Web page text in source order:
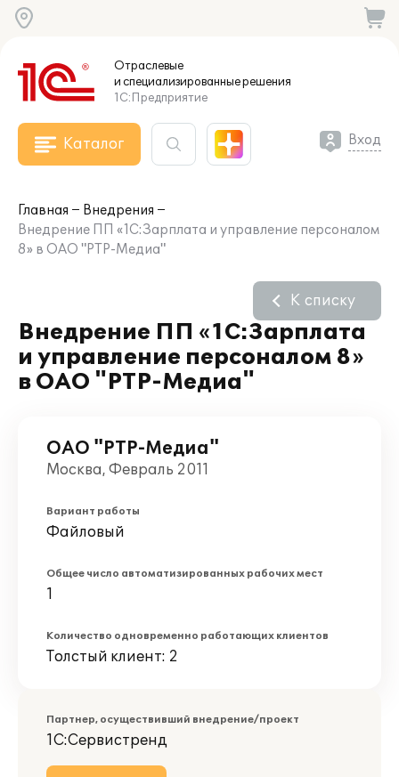
Отраслевые
и специализированныерешения
1С:Предприятие
Каталог Вход
Главная
Внедрения
Внедрение ПП «1С:Зарплата и управление персоналом
8» в ОАО "РТР-Медиа"
Внедрение ПП «1С:Зарплата
и управление персоналом 8»
в ОАО "РТР-Медиа"
К списку
ОАО "РТР-Медиа"
Москва, Февраль 2011
Вариант работы
Файловый
Общее число автоматизированных рабочих мест
1
Количество одновременно работающих клиентов
Толстый клиент: 2
Партнер, осуществивший внедрение/проект
1С:Сервистренд